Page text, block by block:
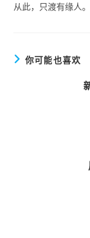
从此，只渡有缘人。
你可能也喜欢